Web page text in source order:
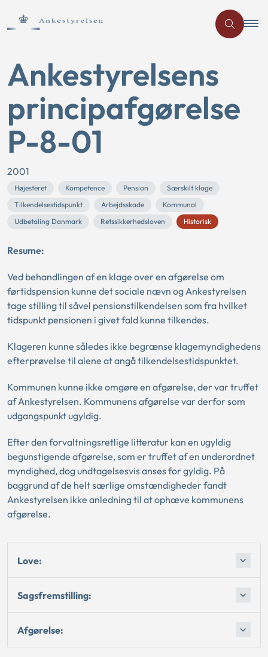
Ankestyrelsens
principafgørelse
P-8-01
2001
Højesteret Kompetence Pension
Særskilt klage
Tilkendelsestidspunkt
Arbejdsskade
Kommunal
Udbetaling Danmark
Retssikkerhedsloven Historisk
Resume:
Ved behandlingen af en klage over en afgørelse om
førtidspension kunne det sociale nævn og Ankestyrelsen
tage stilling til såvel pensionstilkendelsen som fra hvilket
tidspunkt pensionen i givet fald kunne tilkendes.
Klageren kunne således ikke begrænse klagemyndighedens
efterprøvelse til alene at angå tilkendelsestidspunktet.
Kommunen kunne ikke omgøre en afgørelse, der var truffet
af Ankestyrelsen. Kommunens afgørelse var derfor som
udgangspunkt ugyldig.
Efter den forvaltningsretlige litteratur kan en ugyldig
begunstigende afgørelse, som er truffet af en underordnet
myndighed, dog undtagelsesvis anses for gyldig. På
baggrund af de helt særlige omstændigheder fandt
Ankestyrelsen ikke anledning til at ophæve kommunens
afgørelse.
Love:
Sagsfremstilling:
Afgørelse: